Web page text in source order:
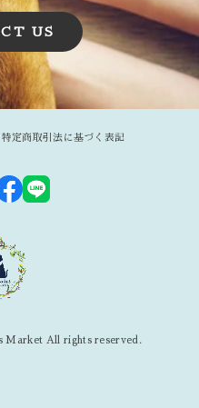
US
特定商取引法に基づく表記
Market All rights reserved.